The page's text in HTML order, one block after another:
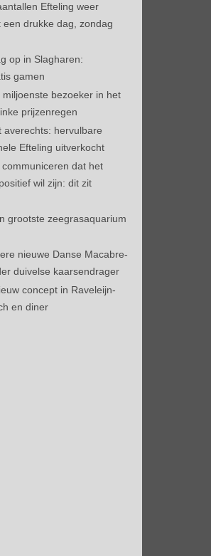
Efteling weer
drukke dag, zondag
op in Slagharen:
gamen
bezoeker in het
prijzenregen
averechts: hervulbare
Efteling uitverkocht
dat het
wil zijn: dit zit
grootste zeegrasaquarium
nieuwe Danse Macabre-
duivelse kaarsendrager
concept in Raveleijn-
en diner